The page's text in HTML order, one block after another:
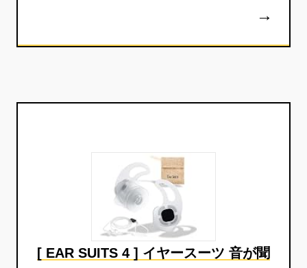
[ EAR SUITS 4 ] イヤースーツ 音が聞